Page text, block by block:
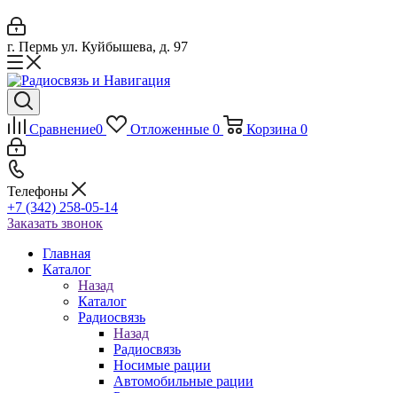
г. Пермь ул. Куйбышева, д. 97
Сравнение0 Отложенные 0 Корзина 0
Телефоны
+7 (342) 258-05-14
Заказать звонок
Главная
Каталог
Назад
Каталог
Радиосвязь
Назад
Радиосвязь
Носимые рации
Автомобильные рации